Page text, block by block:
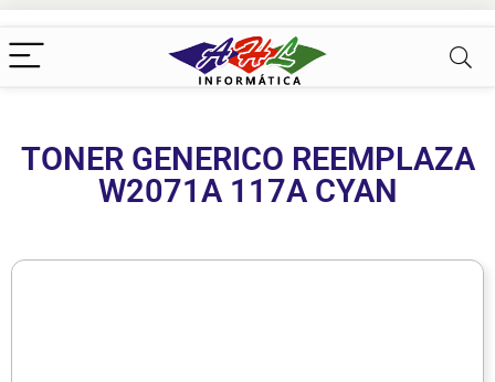
TONER GENERICO REEMPLAZA
W2071A 117A CYAN